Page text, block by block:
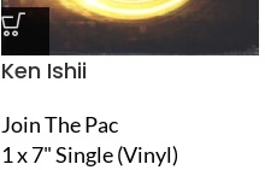
Ken Ishii
Join The Pac
1 x 7" Single (Vinyl)